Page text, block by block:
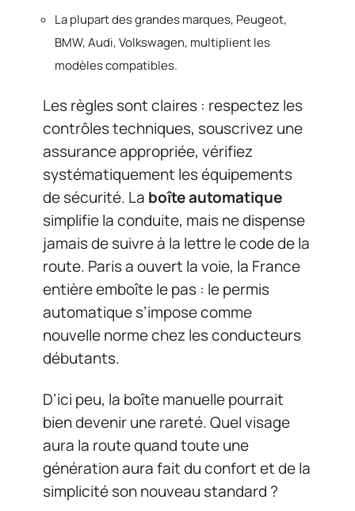
La plupart des grandes marques, Peugeot,
BMW, Audi, Volkswagen, multiplient les
modèles compatibles.
Les règles sont claires : respectez les
contrôles techniques, souscrivez une
assurance appropriée, vérifiez
systématiquement les équipements
de sécurité. La boîte automatique
simplifie la conduite, mais ne dispense
jamais de suivre à la lettre le code de la
route. Paris a ouvert la voie, la France
entière emboîte le pas : le permis
automatique s’impose comme
nouvelle norme chez les conducteurs
débutants.
D’ici peu, la boîte manuelle pourrait
bien devenir une rareté. Quel visage
aura la route quand toute une
génération aura fait du confort et de la
simplicité son nouveau standard ?